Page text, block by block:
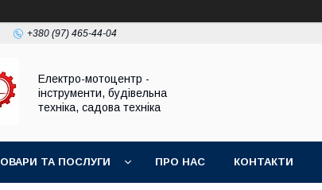
+380 (97) 465-44-04
Електро-мотоцентр -
інструменти, будівельна
техніка, садова техніка
ТА ПОСЛУГИ ПРО НАС КОНТАКТИ